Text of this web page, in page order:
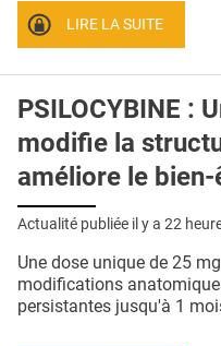
CONTACTLIRE LA SUITE
PSILOCYBINE :
modifie la
améliore le
Actualité publiée il y a 22
Une dose unique de 25
modifications
persistantes jusqu'à 1